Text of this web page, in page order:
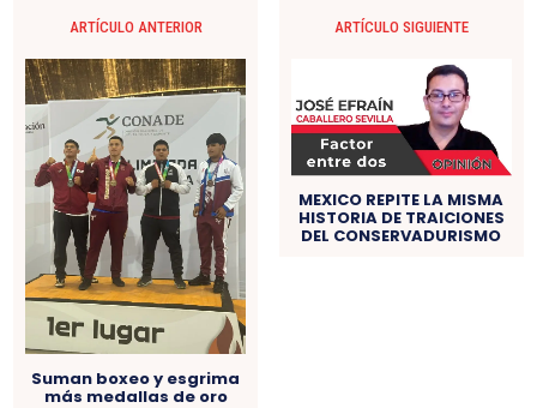
ARTÍCULO ANTERIOR
Suman boxeo y esgrima
más medallas de oro
ARTÍCULO SIGUIENTE
MEXICO REPITE LA MISMA
HISTORIA DE TRAICIONES
DEL CONSERVADURISMO